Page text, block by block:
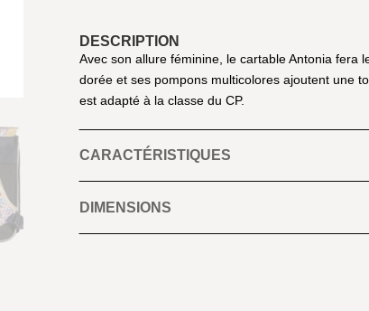
DESCRIPTION
Avec son allure féminine, le cartable Antonia fera
dorée et ses pompons multicolores ajoutent une
est adapté à la classe du CP.
CARACTÉRISTIQUES
DIMENSIONS